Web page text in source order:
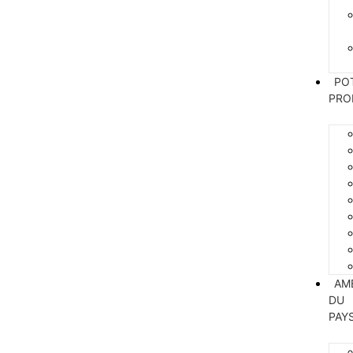
DU